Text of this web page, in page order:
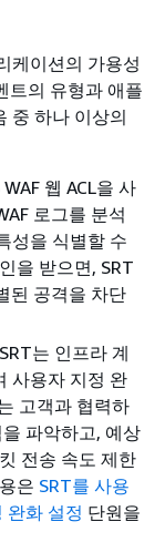
케이션의 가용성
트의 유형과 애플
중 하나 이상의
웹 ACL을 사
로그를 분석
성을 식별할 수
을 받으면, SRT
된 공격을 차단
는 인프라 계
사용자 지정 완
고객과 협력하
파악하고, 예상
전송 속도 제한
은 SRT를 사용
완화 설정 단원을